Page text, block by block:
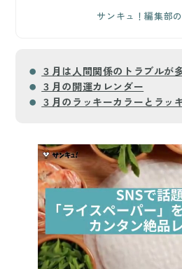
サンキュ！編集部
３月は人間関係のトラブルが
３月の開運カレンダー
３月のラッキーカラーとラッ